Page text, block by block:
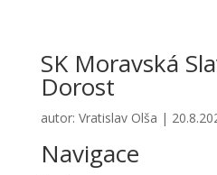
SK Moravská
Dorost
autor: Vratislav Olša |
Navigace